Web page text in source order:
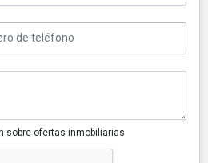
sobre ofertas inmobiliarias